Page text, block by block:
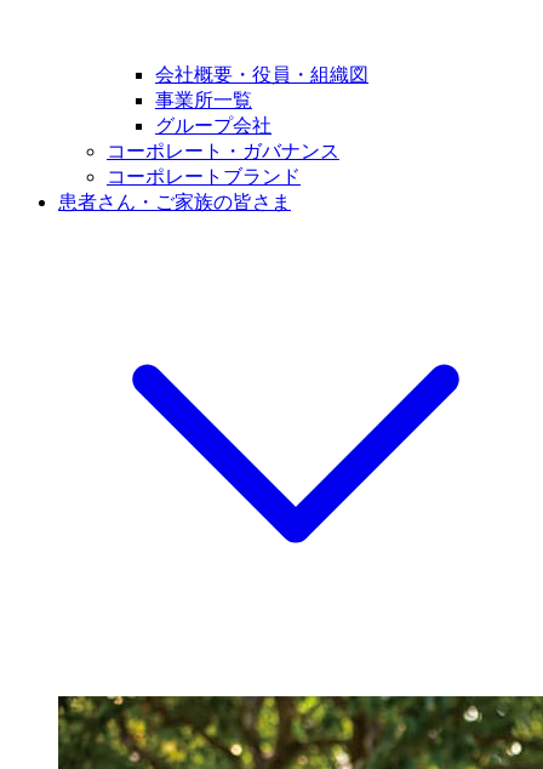
会社概要・役員・組織図
事業所一覧
グループ会社
コーポレート・ガバナンス
コーポレートブランド
患者さん・ご家族の皆さま